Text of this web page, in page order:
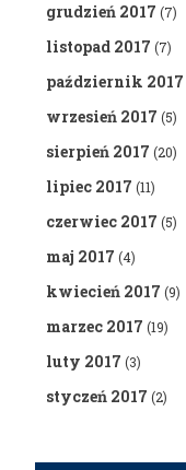
grudzień 2017 (7)
listopad 2017 (7)
październik 2017
wrzesień 2017 (5)
sierpień 2017 (20)
lipiec 2017 (11)
czerwiec 2017 (5)
maj 2017 (4)
kwiecień 2017 (9)
marzec 2017 (19)
luty 2017 (3)
styczeń 2017 (2)